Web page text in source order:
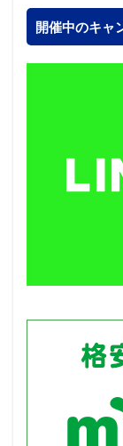
開催中のキャ